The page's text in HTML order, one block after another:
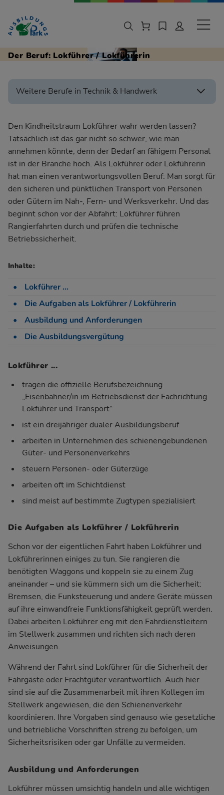
Zur Navigation springen
Zu den Hauptinhalten springen
Der Beruf: Lokführer / Lokführerin
Den Kindheitstraum Lokführer wahr werden lassen?
Tatsächlich ist das gar nicht so schwer, wie man
annehmen könnte, denn der Bedarf an fähigem Personal
ist in der Branche hoch. Als Lokführer oder Lokführerin
hat man einen verantwortungsvollen Beruf: Man sorgt für
den sicheren und pünktlichen Transport von Personen
oder Gütern im Nah-, Fern- und Werksverkehr. Und das
beginnt schon vor der Abfahrt: Lokführer führen
Rangierfahrten durch und prüfen die technische
Betriebssicherheit.
Inhalte:
Lokführer ...
Die Aufgaben als Lokführer / Lokführerin
Ausbildung und Anforderungen
Die Ausbildungsvergütung
Lokführer ...
tragen die offizielle Berufsbezeichnung
„Eisenbahner/in im Betriebsdienst der Fachrichtung
Lokführer und Transport“
ist ein dreijähriger dualer Ausbildungsberuf
arbeiten in Unternehmen des schienengebundenen
Güter- und Personenverkehrs
steuern Personen- oder Güterzüge
arbeiten oft im Schichtdienst
sind meist auf bestimmte Zugtypen spezialisiert
Die Aufgaben als Lokführer / Lokführerin
Schon vor der eigentlichen Fahrt haben Lokführer und
Lokführerinnen einiges zu tun. Sie rangieren die
benötigten Waggons und koppeln sie zu einem Zug
aneinander – und sie kümmern sich um die Sicherheit:
Bremsen, die Funksteuerung und andere Geräte müssen
auf ihre einwandfreie Funktionsfähigkeit geprüft werden.
Dabei arbeiten Lokführer eng mit den Fahrdienstleitern
im Stellwerk zusammen und richten sich nach deren
Anweisungen.
Während der Fahrt sind Lokführer für die Sicherheit der
Fahrgäste oder Frachtgüter verantwortlich. Auch hier
sind sie auf die Zusammenarbeit mit ihren Kollegen im
Stellwerk angewiesen, die den Schienenverkehr
koordinieren. Ihre Vorgaben sind genauso wie gesetzliche
und betriebliche Vorschriften streng zu befolgen, um
Sicherheitsrisiken oder gar Unfälle zu vermeiden.
Ausbildung und Anforderungen
Lokführer müssen umsichtig handeln und alle wichtigen
Weitere Berufe in Technik & Handwerk